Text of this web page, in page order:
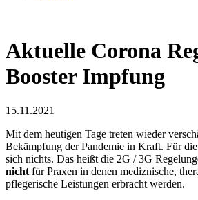
Aktuelle Corona
Booster Impfung
15.11.2021
Mit dem heutigen Tage treten wieder
Bekämpfung der Pandemie in Kraft. Für
sich nichts. Das heißt die 2G / 3G
nicht für Praxen in denen mediznische,
pflegerische Leistungen erbracht werden.